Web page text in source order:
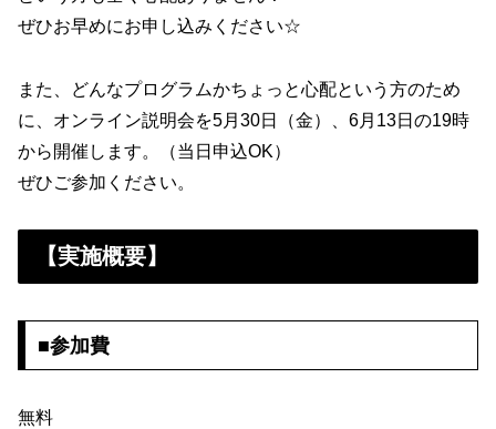
ぜひお早めにお申し込みください☆
また、どんなプログラムかちょっと心配という方のため
に、オンライン説明会を5月30日（金）、6月13日の19時
から開催します。（当日申込OK）
ぜひご参加ください。
【実施概要】
■参加費
無料